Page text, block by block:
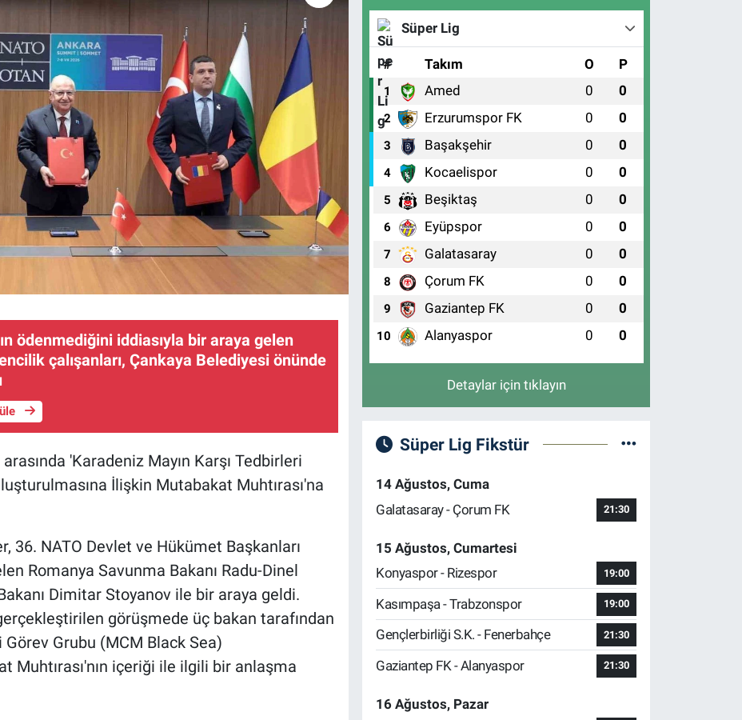
ödenmediğini iddiasıyla bir araya gelen
çalışanları, Çankaya Belediyesi önünde
'Karadeniz Mayın Karşı Tedbirleri
İlişkin Mutabakat Muhtırası'na
36. NATO Devlet ve Hükümet Başkanları
Romanya Savunma Bakanı Radu-Dinel
Dimitar Stoyanov ile bir araya geldi.
görüşmede üç bakan tarafından
Görev Grubu (MCM Black Sea)
Muhtırası'nın içeriği ile ilgili bir anlaşma
Süper Lig
# Takım O P
1 Amed 0 0
2 Erzurumspor FK 0 0
3 Başakşehir 0 0
4 Kocaelispor 0 0
5 Beşiktaş 0 0
6 Eyüpspor 0 0
7 Galatasaray 0 0
8 Çorum FK 0 0
9 Gaziantep FK 0 0
10 Alanyaspor 0 0
Detaylar için tıklayın
Süper Lig Fikstür
14 Ağustos, Cuma
Galatasaray - Çorum FK
21:30
15 Ağustos, Cumartesi
Konyaspor - Rizespor
19:00
Kasımpaşa - Trabzonspor 19:00
Gençlerbirliği S.K. - Fenerbahçe 21:30
Gaziantep FK - Alanyaspor 21:30
16 Ağustos, Pazar